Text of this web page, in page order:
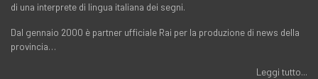
di una interprete di lingua italiana dei segni.
Dal gennaio 2000 è partner ufficiale Rai per la produzione di news della
provincia…
Leggi tutto...